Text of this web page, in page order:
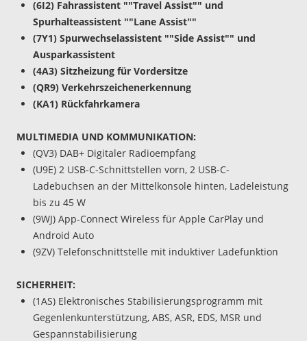
(6I2) Fahrassistent ""Travel Assist"" und
Spurhalteassistent ""Lane Assist""
(7Y1) Spurwechselassistent ""Side Assist"" und
Ausparkassistent
(4A3) Sitzheizung für Vordersitze
(QR9) Verkehrszeichenerkennung
(KA1) Rückfahrkamera
MULTIMEDIA UND KOMMUNIKATION:
(QV3) DAB+ Digitaler Radioempfang
(U9E) 2 USB-C-Schnittstellen vorn, 2 USB-C-
Ladebuchsen an der Mittelkonsole hinten, Ladeleistung
bis zu 45 W
(9WJ) App-Connect Wireless für Apple CarPlay und
Android Auto
(9ZV) Telefonschnittstelle mit induktiver Ladefunktion
SICHERHEIT:
(1AS) Elektronisches Stabilisierungsprogramm mit
Gegenlenkunterstützung, ABS, ASR, EDS, MSR und
Gespannstabilisierung